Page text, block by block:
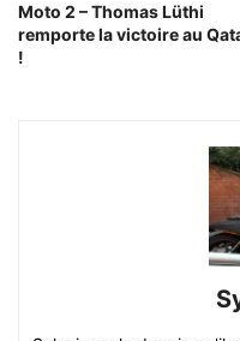
Moto 2 – Thomas Lüthi
remporte la victoire au
!